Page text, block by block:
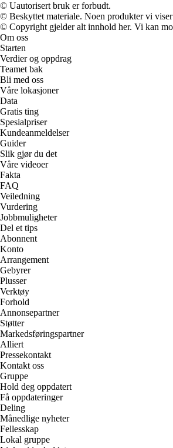
© Uautorisert bruk er forbudt.
© Beskyttet materiale. Noen produkter vi
© Copyright gjelder alt innhold her. Vi kan
Om oss
Starten
Verdier og oppdrag
Teamet bak
Bli med oss
Våre lokasjoner
Data
Gratis ting
Spesialpriser
Kundeanmeldelser
Guider
Slik gjør du det
Våre videoer
Fakta
FAQ
Veiledning
Vurdering
Jobbmuligheter
Del et tips
Abonnent
Konto
Arrangement
Gebyrer
Plusser
Verktøy
Forhold
Annonsepartner
Støtter
Markedsføringspartner
Alliert
Pressekontakt
Kontakt oss
Gruppe
Hold deg oppdatert
Få oppdateringer
Deling
Månedlige nyheter
Fellesskap
Lokal gruppe